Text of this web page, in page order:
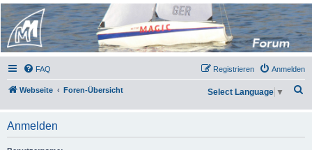
Micro Magic Forum
Deutschland
FAQ Anmelden
Registrieren
Webseite Foren-Übersicht
h
Select Language ▼
Anmelden